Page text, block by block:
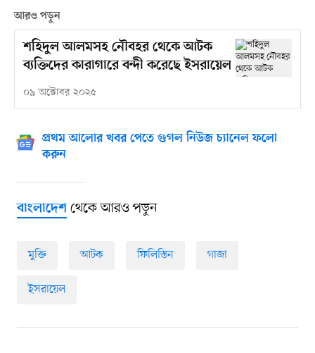
আরও পড়ুন
শহিদুল আলমসহ নৌবহর থেকে আটক
ব্যক্তিদের কারাগারে বন্দী করেছে ইসরায়েল
০৯ অক্টোবর ২০২৫
প্রথম আলোর খবর পেতে গুগল নিউজ চ্যানেল ফলো
করুন
বাংলাদেশথেকে আরও পড়ুন
মুক্তি আটক ফিলিস্তিন গাজা
ইসরায়েল